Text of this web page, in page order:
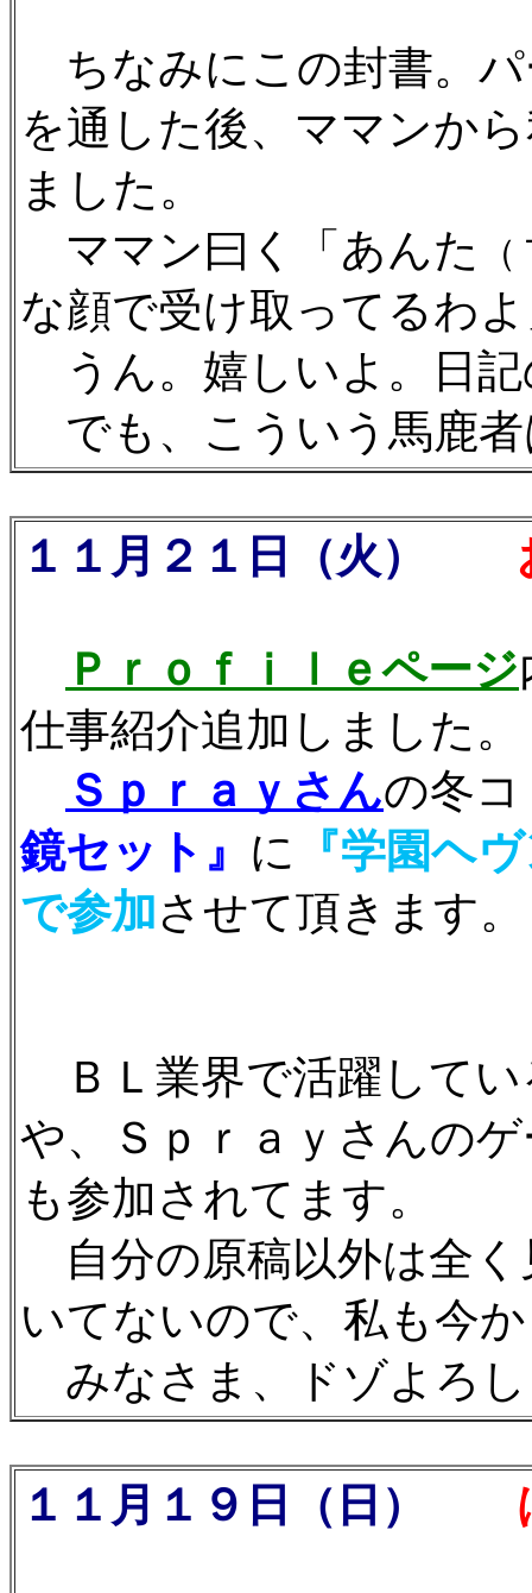
ちなみにこの封書。
を通した後、ママンか
ました。
ママン曰く「あんた
な顔で受け取ってるわ
うん。嬉しいよ。日
でも、こういう馬鹿
１１月２１日（火） お
Ｐｒｏｆｉｌｅページ
仕事紹介追加しました。
Ｓｐｒａｙさんの冬
鏡セット』 に 『学園ヘ
で参加させて頂きます。
ＢＬ業界で活躍して
や、Ｓｐｒａｙさんの
も参加されてます。
自分の原稿以外は全く
いてないので、私も今
みなさま、ドゾよろ
１１月１９日（日） は